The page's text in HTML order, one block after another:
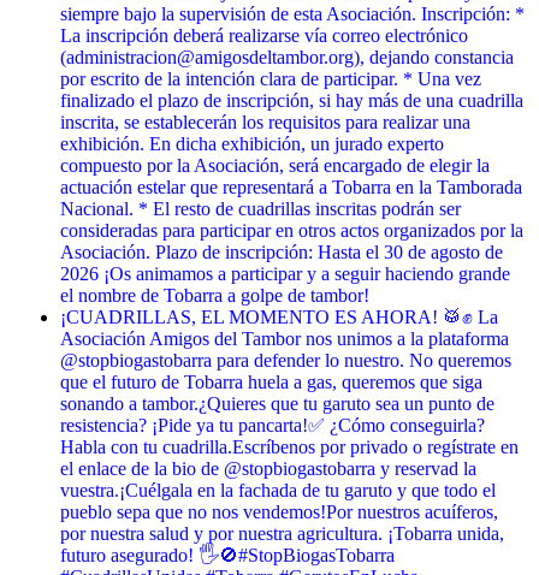
siempre bajo la supervisión de esta Asociación. Inscripción: *
La inscripción deberá realizarse vía correo electrónico
(administracion@amigosdeltambor.org), dejando constancia
por escrito de la intención clara de participar. * Una vez
finalizado el plazo de inscripción, si hay más de una cuadrilla
inscrita, se establecerán los requisitos para realizar una
exhibición. En dicha exhibición, un jurado experto
compuesto por la Asociación, será encargado de elegir la
actuación estelar que representará a Tobarra en la Tamborada
Nacional. * El resto de cuadrillas inscritas podrán ser
consideradas para participar en otros actos organizados por la
Asociación. Plazo de inscripción: Hasta el 30 de agosto de
2026 ¡Os animamos a participar y a seguir haciendo grande
el nombre de Tobarra a golpe de tambor!
¡CUADRILLAS, EL MOMENTO ES AHORA! 🥁✊ La
Asociación Amigos del Tambor nos unimos a la plataforma
@stopbiogastobarra para defender lo nuestro. No queremos
que el futuro de Tobarra huela a gas, queremos que siga
sonando a tambor. ​¿Quieres que tu garuto sea un punto de
resistencia? ¡Pide ya tu pancarta! ​✅ ¿Cómo conseguirla? ​
Habla con tu cuadrilla. ​Escríbenos por privado o regístrate en
el enlace de la bio de @stopbiogastobarra y reservad la
vuestra. ​¡Cuélgala en la fachada de tu garuto y que todo el
pueblo sepa que no nos vendemos! ​Por nuestros acuíferos,
por nuestra salud y por nuestra agricultura. ¡Tobarra unida,
futuro asegurado! 🖐️🚫 ​#StopBiogasTobarra